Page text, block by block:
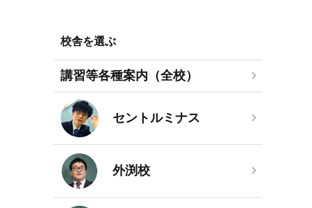
校舎を選ぶ
講習等各種案内（全校）
セントルミナス
外渕校